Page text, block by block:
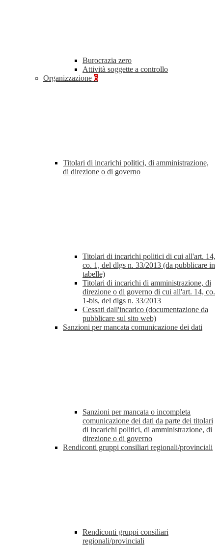
Burocrazia zero
Attività soggette a controllo
Organizzazione 6
Titolari di incarichi politici, di amministrazione,
di direzione o di governo
Titolari di incarichi politici di cui all'art. 14,
co. 1, del dlgs n. 33/2013 (da pubblicare in
tabelle)
Titolari di incarichi di amministrazione, di
direzione o di governo di cui all'art. 14, co.
1-bis, del dlgs n. 33/2013
Cessati dall'incarico (documentazione da
pubblicare sul sito web)
Sanzioni per mancata comunicazione dei dati
Sanzioni per mancata o incompleta
comunicazione dei dati da parte dei titolari
di incarichi politici, di amministrazione, di
direzione o di governo
Rendiconti gruppi consiliari regionali/provinciali
Rendiconti gruppi consiliari
regionali/provinciali